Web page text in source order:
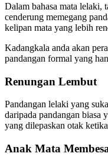
Dalam bahasa mata lelaki,
cenderung memegang
kelipan mata yang lebih
Kadangkala anda akan
pandangan formal yang
Renungan Lembut
Pandangan lelaki yang
daripada pandangan biasa
yang dilepaskan otak
Anak Mata